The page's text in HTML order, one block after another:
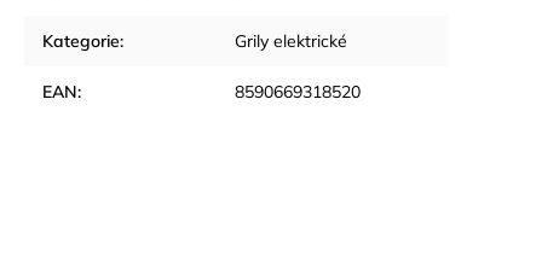
Kategorie: Grily elektrické
EAN: 8590669318520